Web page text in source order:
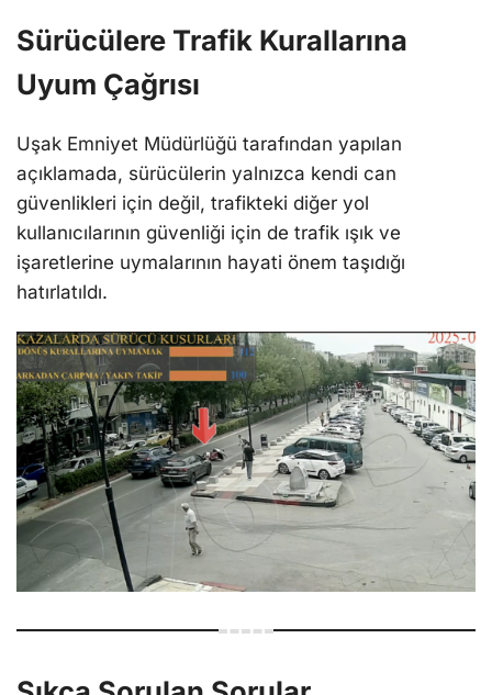
Sürücülere Trafik Kurallarına
Uyum Çağrısı
Uşak Emniyet Müdürlüğü tarafından yapılan
açıklamada, sürücülerin yalnızca kendi can
güvenlikleri için değil, trafikteki diğer yol
kullanıcılarının güvenliği için de trafik ışık ve
işaretlerine uymalarının hayati önem taşıdığı
hatırlatıldı.